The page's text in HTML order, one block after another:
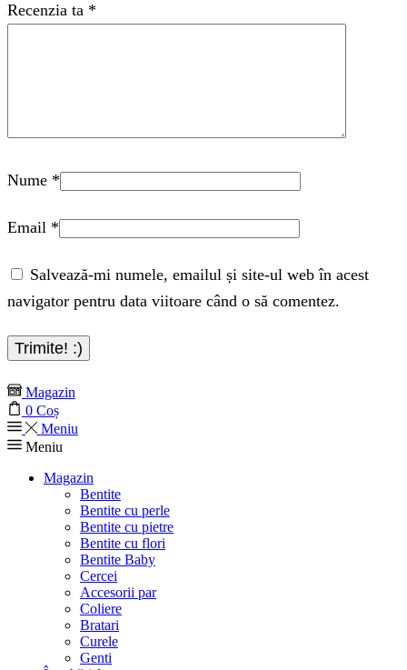
Recenzia ta *
Nume *
Email *
Salvează-mi numele, emailul și site-ul web în acest
navigator pentru data viitoare când o să comentez.
Magazin
0 Coș
Meniu
Meniu
Magazin
Bentite
Bentite cu perle
Bentite cu pietre
Bentite cu flori
Bentite Baby
Cercei
Accesorii par
Coliere
Bratari
Curele
Genti